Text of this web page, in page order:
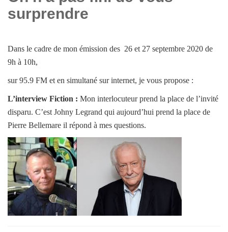
surprendre
Dans le cadre de mon émission des 26 et 27 septembre 2020 de
9h à 10h,
sur 95.9 FM et en simultané sur internet, je vous propose :
L’interview Fiction : Mon interlocuteur prend la place de l’invité
disparu. C’est Johny Legrand qui aujourd’hui prend la place de
Pierre Bellemare il répond à mes questions.